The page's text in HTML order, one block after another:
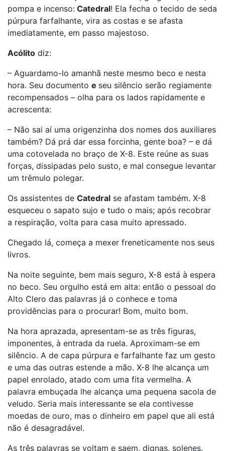
pompa e incenso: Catedral! Ela fecha o tecido de seda
púrpura farfalhante, vira as costas e se afasta
imediatamente, em passo majestoso.
Acólito diz:
– Aguardamo-lo amanhã neste mesmo beco e nesta
hora. Seu documento e seu silêncio serão regiamente
recompensados – olha para os lados rapidamente e
acrescenta:
– Não sai aí uma origenzinha dos nomes dos auxiliares
também? Dá prá dar essa forcinha, gente boa? – e dá
uma cotovelada no braço de X-8. Este reúne as suas
forças, dissipadas pelo susto, e mal consegue levantar
um trêmulo polegar.
Os assistentes de Catedral se afastam também. X-8
esqueceu o sapato sujo e tudo o mais; após recobrar
a respiração, volta para casa muito apressado.
Chegado lá, começa a mexer freneticamente nos seus
livros.
Na noite seguinte, bem mais seguro, X-8 está à espera
no beco. Seu orgulho está em alta: então o pessoal do
Alto Clero das palavras já o conhece e toma
providências para o procurar! Bom, muito bom.
Na hora aprazada, apresentam-se as três figuras,
imponentes, à entrada da ruela. Aproximam-se em
silêncio. A de capa púrpura e farfalhante faz um gesto
e uma das outras estende a mão. X-8 lhe alcança um
papel enrolado, atado com uma fita vermelha. A
palavra embuçada lhe alcança uma pequena sacola de
veludo. Seria mais interessante se ela contivesse
moedas de ouro, mas o dinheiro em papel que ali está
não é desagradável.
As três palavras se voltam e saem, dignas, solenes.